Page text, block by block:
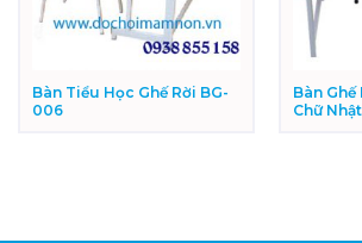
Bàn Tiểu Học Ghế Rời BG-
006
Bàn Ghế
Chữ